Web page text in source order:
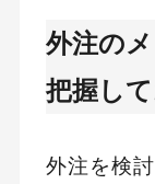
外注の
把握し
外注を検